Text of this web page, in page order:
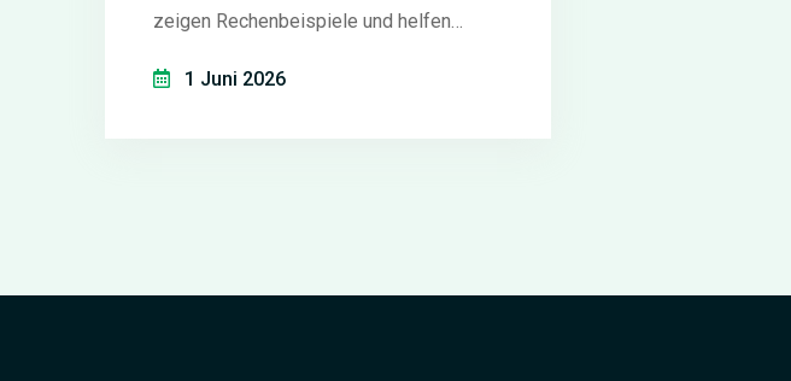
zeigen Rechenbeispiele und helfen
von Grund- und Gebäudewert zu
1 Juni 2026